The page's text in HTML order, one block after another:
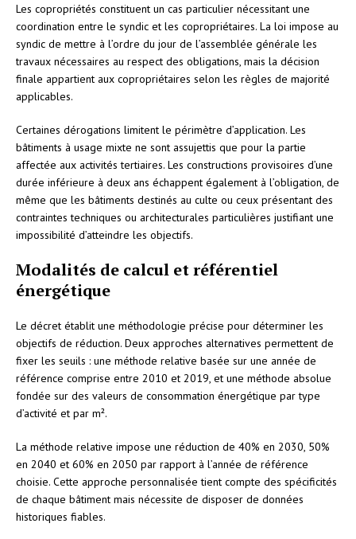
Les copropriétés constituent un cas particulier nécessitant une
coordination entre le syndic et les copropriétaires. La loi impose au
syndic de mettre à l’ordre du jour de l’assemblée générale les
travaux nécessaires au respect des obligations, mais la décision
finale appartient aux copropriétaires selon les règles de majorité
applicables.
Certaines dérogations limitent le périmètre d’application. Les
bâtiments à usage mixte ne sont assujettis que pour la partie
affectée aux activités tertiaires. Les constructions provisoires d’une
durée inférieure à deux ans échappent également à l’obligation, de
même que les bâtiments destinés au culte ou ceux présentant des
contraintes techniques ou architecturales particulières justifiant une
impossibilité d’atteindre les objectifs.
Modalités de calcul et référentiel
énergétique
Le décret établit une méthodologie précise pour déterminer les
objectifs de réduction. Deux approches alternatives permettent de
fixer les seuils : une méthode relative basée sur une année de
référence comprise entre 2010 et 2019, et une méthode absolue
fondée sur des valeurs de consommation énergétique par type
d’activité et par m².
La méthode relative impose une réduction de 40% en 2030, 50%
en 2040 et 60% en 2050 par rapport à l’année de référence
choisie. Cette approche personnalisée tient compte des spécificités
de chaque bâtiment mais nécessite de disposer de données
historiques fiables.